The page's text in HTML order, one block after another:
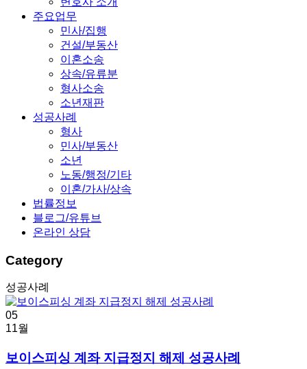
주요업무
민사/집행
건설/부동산
이혼소송
상속/유류분
형사소송
소년재판
성공사례
형사
민사/부동산
소년
노동/행정/기타
이혼/가사/상속
법률정보
블로그/유튜브
온라인 상담
Category
성공사례
05
11월
보이스피싱 계좌 지급정지 해제 성공사례